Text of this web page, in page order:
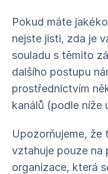
Pokud máte
nejste jisti, zda je
souladu s těmito
dalšího postupu
prostřednictvím
kanálů (podle níže
Upozorňujeme, že
vztahuje pouze na
organizace, která